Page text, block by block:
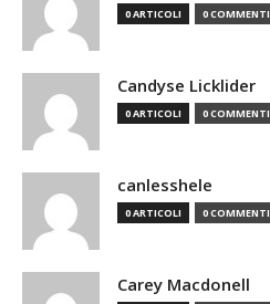
0 ARTICOLI 0 COMMENTI
Candyse Licklider
0 ARTICOLI 0 COMMENTI
canlesshele
0 ARTICOLI 0 COMMENTI
Carey Macdonell